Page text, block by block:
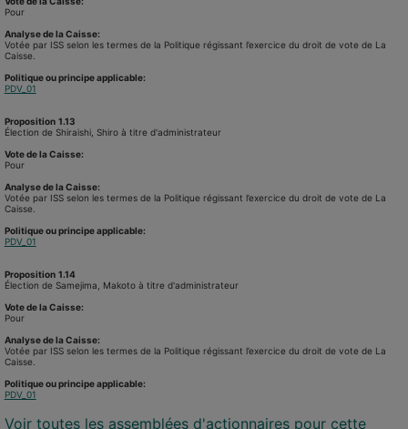
Pour
Analyse de la Caisse:
Votée par ISS selon les termes de la Politique régissant l’exercice du droit de vote de La
Caisse.
Politique ou principe applicable:
PDV_01
Proposition 1.13
Élection de Shiraishi, Shiro à titre d'administrateur
Vote de la Caisse:
Pour
Analyse de la Caisse:
Votée par ISS selon les termes de la Politique régissant l’exercice du droit de vote de La
Caisse.
Politique ou principe applicable:
PDV_01
Proposition 1.14
Élection de Samejima, Makoto à titre d'administrateur
Vote de la Caisse:
Pour
Analyse de la Caisse:
Votée par ISS selon les termes de la Politique régissant l’exercice du droit de vote de La
Caisse.
Politique ou principe applicable:
PDV_01
Voir toutes les assemblées d'actionnaires pour cette